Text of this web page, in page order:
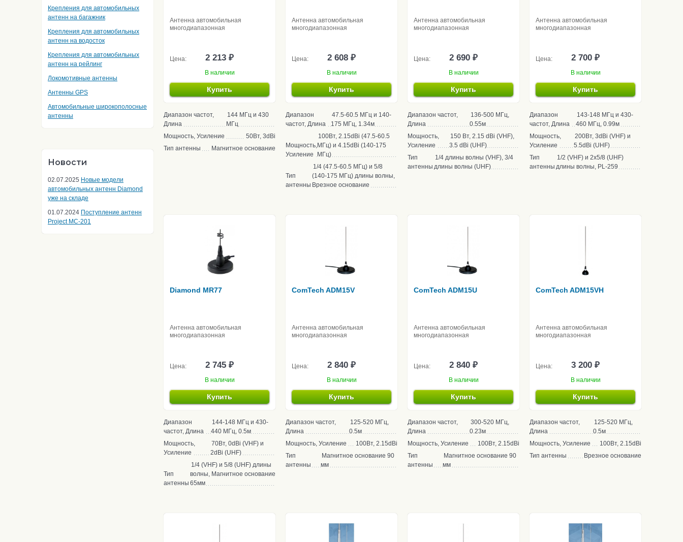
Крепления для автомобильных
антенн на багажник
Крепления для автомобильных
антенн на водосток
Крепления для автомобильных
антенн на рейлинг
Локомотивные антенны
Антенны GPS
Автомобильные широкополосные
антенны
Новости
02.07.2025 Новые модели
автомобильных антенн Diamond
уже на складе
01.07.2024 Поступление антенн
Project MC-201
Антенна автомобильная
многодиапазонная
Цена: 2 213 ₽
В наличии
Купить
Диапазон частот,
Длина
144 МГц и 430
МГц
Мощность, Усиление
50Вт, 3dBi
Тип антенны
Магнитное основание
Антенна автомобильная
многодиапазонная
Цена: 2 608 ₽
В наличии
Купить
Диапазон
частот, Длина
47.5-60.5 МГц и 140-
175 МГц, 1.34м
Мощность,
Усиление
100Вт, 2.15dBi (47.5-60.5
МГц) и 4.15dBi (140-175
МГц)
Тип
антенны
1/4 (47.5-60.5 МГц) и 5/8
(140-175 МГц) длины волны,
Врезное основание
Антенна автомобильная
многодиапазонная
Цена: 2 690 ₽
В наличии
Купить
Диапазон частот,
Длина
136-500 МГц,
0.55м
Мощность,
Усиление
150 Вт, 2.15 dBi (VHF),
3.5 dBi (UHF)
Тип
антенны
1/4 длины волны (VHF), 3/4
длины волны (UHF)
Антенна автомобильная
многодиапазонная
Цена: 2 700 ₽
В наличии
Купить
Диапазон
частот, Длина
143-148 МГц и 430-
460 МГц, 0.99м
Мощность,
Усиление
200Вт, 3dBi (VHF) и
5.5dBi (UHF)
Тип
антенны
1/2 (VHF) и 2х5/8 (UHF)
длины волны, PL-259
Diamond MR77
Антенна автомобильная
многодиапазонная
Цена: 2 745 ₽
В наличии
Купить
Диапазон
частот, Длина
144-148 МГц и 430-
440 МГц, 0.5м
Мощность,
Усиление
70Вт, 0dBi (VHF) и
2dBi (UHF)
Тип
антенны
1/4 (VHF) и 5/8 (UHF) длины
волны, Магнитное основание
65мм
ComTech ADM15V
Антенна автомобильная
многодиапазонная
Цена: 2 840 ₽
В наличии
Купить
Диапазон частот,
Длина
125-520 МГц,
0.5м
Мощность, Усиление
100Вт, 2.15dBi
Тип
антенны
Магнитное основание 90
мм
ComTech ADM15U
Антенна автомобильная
многодиапазонная
Цена: 2 840 ₽
В наличии
Купить
Диапазон частот,
Длина
300-520 МГц,
0.23м
Мощность, Усиление
100Вт, 2.15dBi
Тип
антенны
Магнитное основание 90
мм
ComTech ADM15VH
Антенна автомобильная
многодиапазонная
Цена: 3 200 ₽
В наличии
Купить
Диапазон частот,
Длина
125-520 МГц,
0.5м
Мощность, Усиление
100Вт, 2.15dBi
Тип антенны
Врезное основание